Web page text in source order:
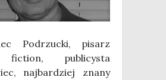
Pod­rzuc­ki, pisarz
fic­tion, publi­cy­sta
naj­bar­dziej zna­ny